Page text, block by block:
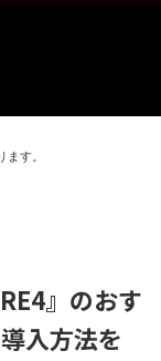
す。
』のおす
入方法を